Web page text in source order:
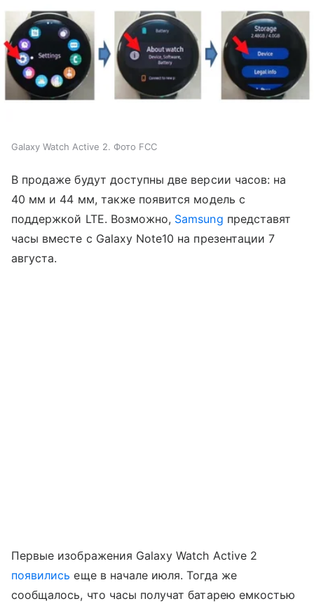
Galaxy Watch Active 2. Фото FCC
В продаже будут доступны две версии часов: на
40 мм и 44 мм, также появится модель с
поддержкой LTE. Возможно, Samsung представят
часы вместе с Galaxy Note10 на презентации 7
августа.
Первые изображения Galaxy Watch Active 2
появились еще в начале июля. Тогда же
сообщалось, что часы получат батарею емкостью